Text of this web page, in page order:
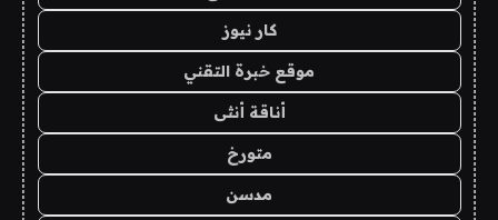
كار نيوز
موقع خبرة التقني
أناقة أنثى
متورخ
مدسن